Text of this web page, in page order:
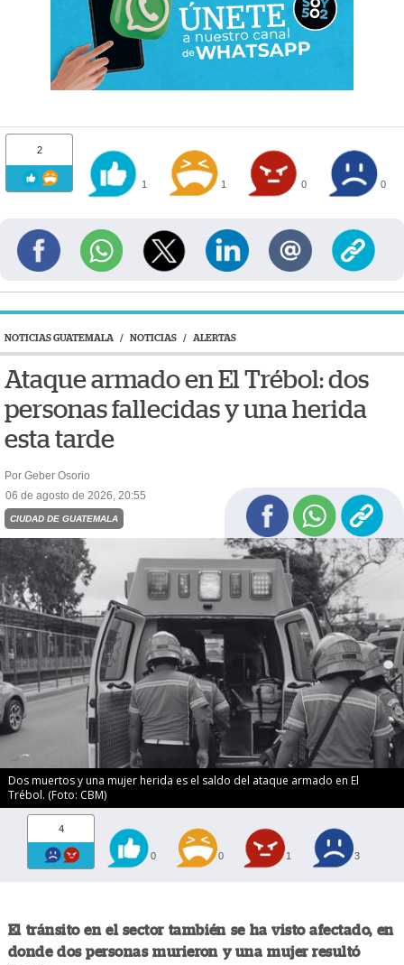
2
1 1 0 0
NOTICIAS GUATEMALA / NOTICIAS / ALERTAS
Ataque armado en El Trébol: dos
personas fallecidas y una herida
esta tarde
Por Geber Osorio
06 de agosto de 2026, 20:55
CIUDAD DE GUATEMALA
Dos muertos y una mujer herida es el saldo del ataque armado en El
Trébol. (Foto: CBM)
4
0 0 1 3
El tránsito en el sector también se ha visto afectado, en
donde dos personas murieron y una mujer resultó